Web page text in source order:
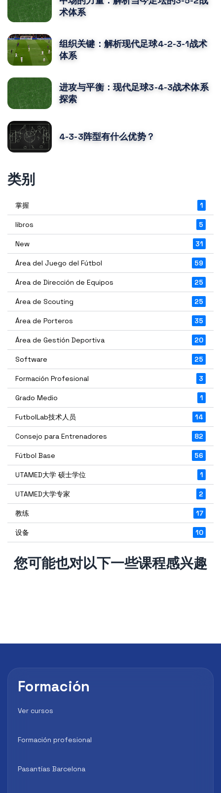
术体系
组织关键：解析现代足球4-2-3-1战术
体系
进攻与平衡：现代足球3-4-3战术体系
探索
4-3-3阵型有什么优势？
类别
掌握 1
libros 5
New 31
Área del Juego del Fútbol 59
Área de Dirección de Equipos 25
Área de Scouting 25
Área de Porteros 35
Área de Gestión Deportiva 20
Software 25
Formación Profesional 3
Grado Medio 1
FutbolLab技术人员 14
Consejo para Entrenadores 82
Fútbol Base 56
UTAMED大学 硕士学位 1
UTAMED大学专家 2
教练 17
设备 10
您可能也对以下一些课程感兴趣
Formación
Ver cursos
Formación profesional
Pasantías Barcelona